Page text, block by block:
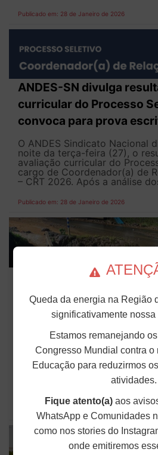
Publicado em: 28 de Janeiro de 2026
ANDES-SN divulga
curricular do Processo
convoca para prova
O ANDES Sindicato Nacional
noite da terça-feira (27), o
avaliação curricular do
cargo de Coordenador(a) de
– CRT 2026. Após a análise
Publicado em: 28 de Janeiro de 2026
7 anos após crime em
outras duas minas da
vazamento
Desde a data que marcou os
Vale em Brumadinho (MG),
duas minas da empresa
cidade de Congonhas (MG).
ocorreu na madrugada do dia
Fábrica, e o segundo, na
Queda da energia na Região
significativamente nossa
Estamos remanejando os
Congresso Mundial contra o
Educação para reduzirmos
atividades.
Fique atento(a)aos
WhatsApp e Comunidades
como nos stories do
onde emitiremos